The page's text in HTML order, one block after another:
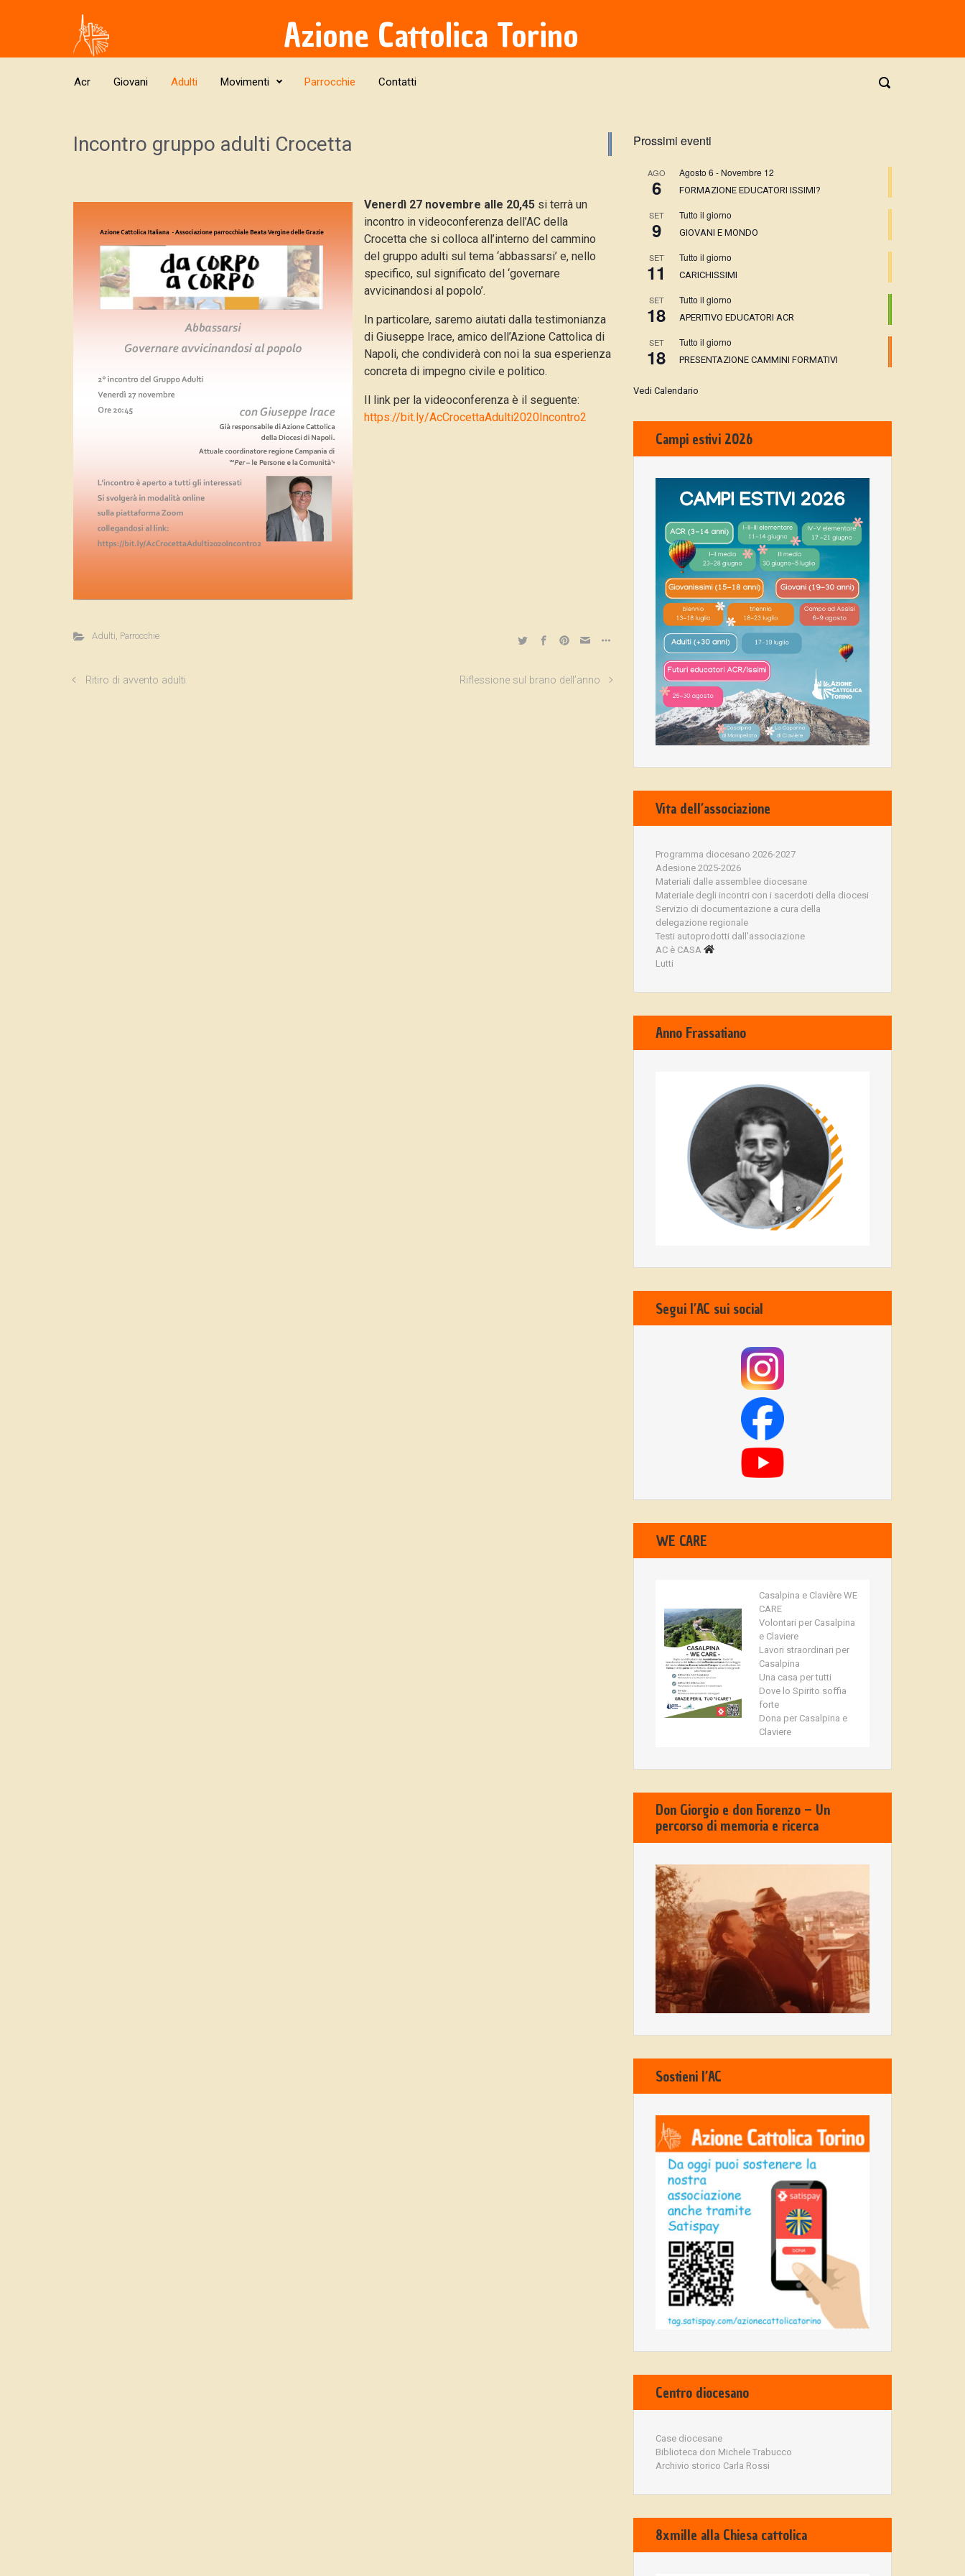
Skip to main content Azione Cattolica Torino
Acr Giovani Adulti Movimenti Parrocchie Contatti
Incontro gruppo adulti Crocetta
Venerdì 27 novembre alle 20,45 si terrà un
incontro in videoconferenza dell’AC della
Crocetta che si colloca all’interno del cammino
del gruppo adulti sul tema ‘abbassarsi’ e, nello
specifico, sul significato del ‘governare
avvicinandosi al popolo’.
In particolare, saremo aiutati dalla testimonianza
di Giuseppe Irace, amico dell’Azione Cattolica di
Napoli, che condividerà con noi la sua esperienza
concreta di impegno civile e politico.
Il link per la videoconferenza è il seguente:
https://bit.ly/AcCrocettaAdulti2020Incontro2
Adulti, Parrocchie
Ritiro di avvento adulti Riflessione sul brano dell’anno
Prossimi eventi
AGO
6
Agosto 6 - Novembre 12
FORMAZIONE EDUCATORI ISSIMI?
SET
9
Tutto il giorno
GIOVANI E MONDO
SET
11
Tutto il giorno
CARICHISSIMI
SET
18
Tutto il giorno
APERITIVO EDUCATORI ACR
SET
18
Tutto il giorno
PRESENTAZIONE CAMMINI FORMATIVI
Vedi Calendario
Campi estivi 2026
Vita dell’associazione
Programma diocesano 2026-2027
Adesione 2025-2026
Materiali dalle assemblee diocesane
Materiale degli incontri con i sacerdoti della diocesi
Servizio di documentazione a cura della
delegazione regionale
Testi autoprodotti dall'associazione
AC è CASA
Lutti
Anno Frassatiano
Segui l’AC sui social
WE CARE
Casalpina e Clavière WE
CARE
Volontari per Casalpina
e Claviere
Lavori straordinari per
Casalpina
Una casa per tutti
Dove lo Spirito soffia
forte
Dona per Casalpina e
Claviere
Don Giorgio e don Fiorenzo – Un
percorso di memoria e ricerca
Sostieni l’AC
Centro diocesano
Case diocesane
Biblioteca don Michele Trabucco
Archivio storico Carla Rossi
8xmille alla Chiesa cattolica